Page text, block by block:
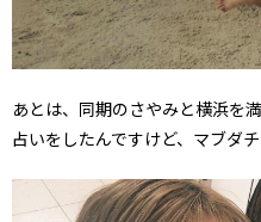
あとは、同期のさやみと横浜を
占いをしたんですけど、マブダ